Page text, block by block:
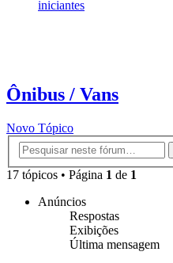
iniciantes
Ônibus / Vans
Novo Tópico
17 tópicos • Página 1 de 1
Anúncios
Respostas
Exibições
Última mensagem